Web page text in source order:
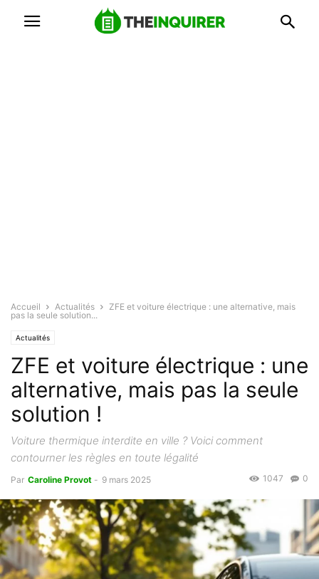
Accueil Actualités
ZFE et voiture électrique : une alternative, mais
pas la seule solution...
Actualités
ZFE et voiture électrique : une
alternative, mais pas la seule
solution !
Voiture thermique interdite en ville ? Voici comment
contourner les règles en toute légalité
Par Caroline Provot - 9 mars 2025 0
1047